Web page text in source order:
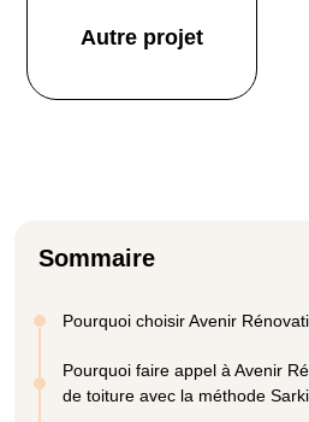
Autre projet
Sommaire
Pourquoi choisir Avenir
Pourquoi faire appel à Avenir
de toiture avec la méthode